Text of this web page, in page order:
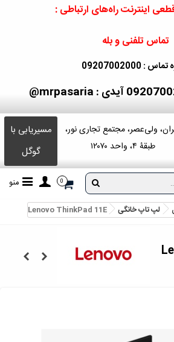
اینترنت راه‌های ارتباطی :
تماس تلفنی و بله
: 09207002000
آیدی : mrpasaria@
ولی‌عصر، مجتمع تجاری نور،
طبقۀ ۴، واحد ۱۲۰۷۰
مسیریابی با
گوگل
0 منو
لپ تاپ خانگی Lenovo ThinkPad 11E